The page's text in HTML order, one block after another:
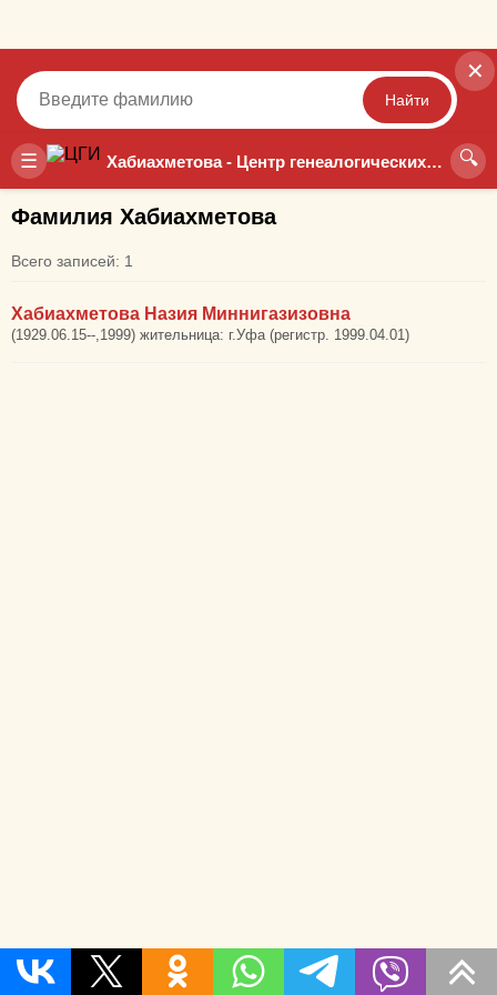
☰ Хабиахметова - Центр генеалогических исследований 🔍
✕
Найти
Точный Неточный
Фамилия Хабиахметова
Всего записей: 1
Хабиахметова Назия Миннигазизовна
(1929.06.15--,1999) жительница: г.Уфа (регистр. 1999.04.01)